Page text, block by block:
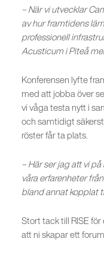
– När vi utvecklar
av hur framtidens
professionell
Acusticum i Piteå
Konferensen lyfte
med att jobba över
vi våga testa nytt i
och samtidigt
röster får ta plats.
– Här ser jag att vi
våra erfarenheter
bland annat kopplat
Stort tack till RISE
att ni skapar ett